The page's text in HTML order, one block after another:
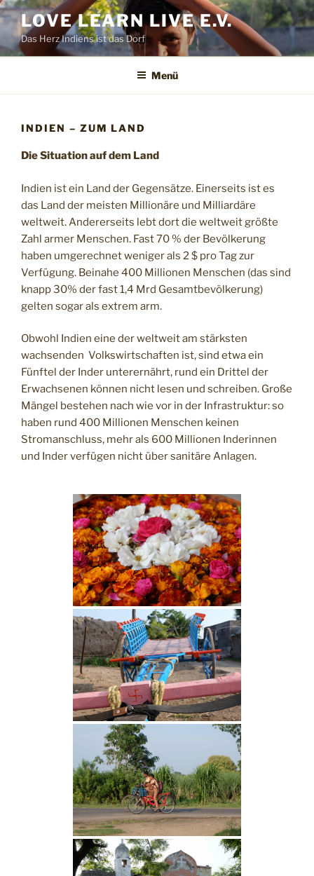
Zum
Inhalt
springen
LOVE LEARN LIVE E.V.
Das Herz Indiens ist das Dorf
Menü
INDIEN – ZUM LAND
Die Situation auf dem Land
Indien ist ein Land der Gegensätze. Einerseits ist es
das Land der meisten Millionäre und Milliardäre
weltweit. Andererseits lebt dort die weltweit größte
Zahl armer Menschen. Fast 70 % der Bevölkerung
haben umgerechnet weniger als 2 $ pro Tag zur
Verfügung. Beinahe 400 Millionen Menschen (das sind
knapp 30% der fast 1,4 Mrd Gesamtbevölkerung)
gelten sogar als extrem arm.
Obwohl Indien eine der weltweit am stärksten
wachsenden Volkswirtschaften ist, sind etwa ein
Fünftel der Inder unterernährt, rund ein Drittel der
Erwachsenen können nicht lesen und schreiben. Große
Mängel bestehen nach wie vor in der Infrastruktur: so
haben rund 400 Millionen Menschen keinen
Stromanschluss, mehr als 600 Millionen Inderinnen
und Inder verfügen nicht über sanitäre Anlagen.